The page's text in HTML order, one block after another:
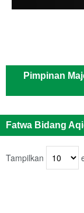
Pimpinan
Fatwa Bidang
Tampilkan